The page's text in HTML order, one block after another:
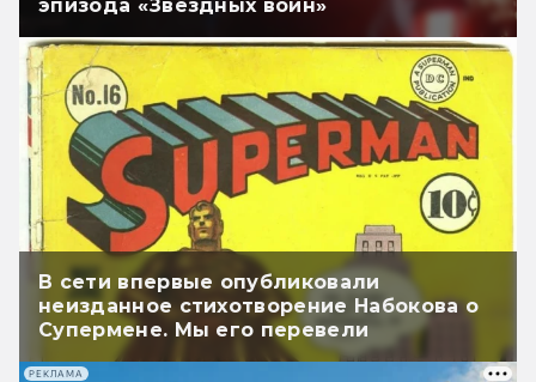
эпизода «Звёздных войн»
В сети впервые опубликовали
неизданное стихотворение Набокова о
Супермене. Мы его перевели
РЕКЛАМА